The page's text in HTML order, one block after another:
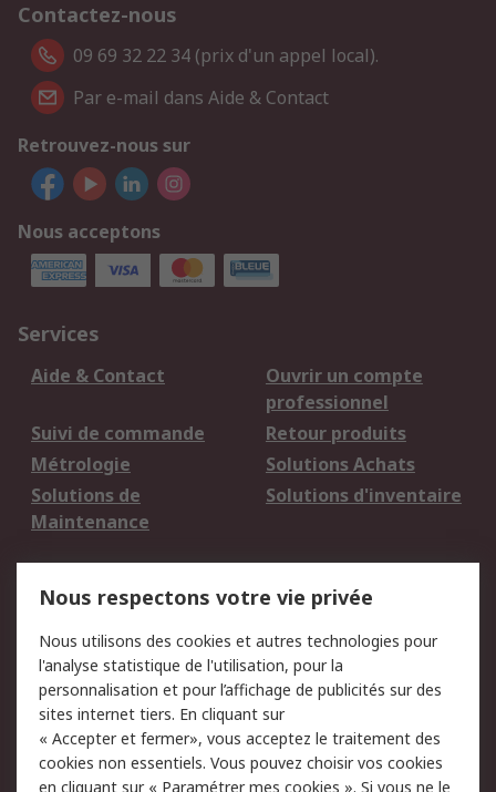
Contactez-nous
09 69 32 22 34 (prix d'un appel local).
Par e-mail dans Aide & Contact
Retrouvez-nous sur
Nous acceptons
Services
Aide & Contact
Ouvrir un compte
professionnel
Suivi de commande
Retour produits
Métrologie
Solutions Achats
Solutions de
Maintenance
Solutions d'inventaire
du site
Politique de protection
des données - Mise à
jour
Sécurité des E-mails
Conditions générales
Politique anti-
Nous respectons votre vie privée
Nous utilisons des cookies et autres technologies pour
l'analyse statistique de l'utilisation, pour la
personnalisation et pour l’affichage de publicités sur des
sites internet tiers. En cliquant sur
« Accepter et fermer», vous acceptez le traitement des
cookies non essentiels. Vous pouvez choisir vos cookies
en cliquant sur « Paramétrer mes cookies ». Si vous ne le